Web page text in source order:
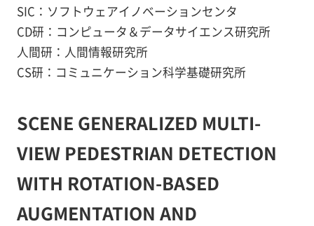
SIC：ソフトウェアイノベーションセンタ
CD研：コンピュータ＆データサイエンス研究所
人間研：人間情報研究所
CS研：コミュニケーション科学基礎研究所
SCENE GENERALIZED MULTI-
VIEW PEDESTRIAN DETECTION
WITH ROTATION-BASED
AUGMENTATION AND